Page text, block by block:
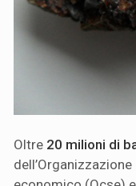
Oltre 20 milioni di